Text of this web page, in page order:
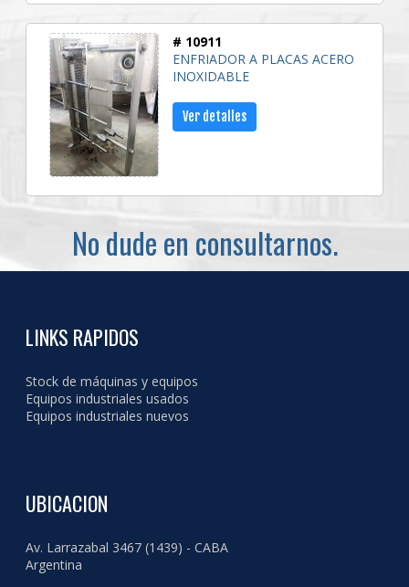
# 10911
ENFRIADOR A PLACAS ACERO
INOXIDABLE
Ver detalles
No dude en consultarnos.
LINKS RAPIDOS
Stock de máquinas y equipos
Equipos industriales usados
Equipos industriales nuevos
UBICACION
Av. Larrazabal 3467 (1439) - CABA
Argentina